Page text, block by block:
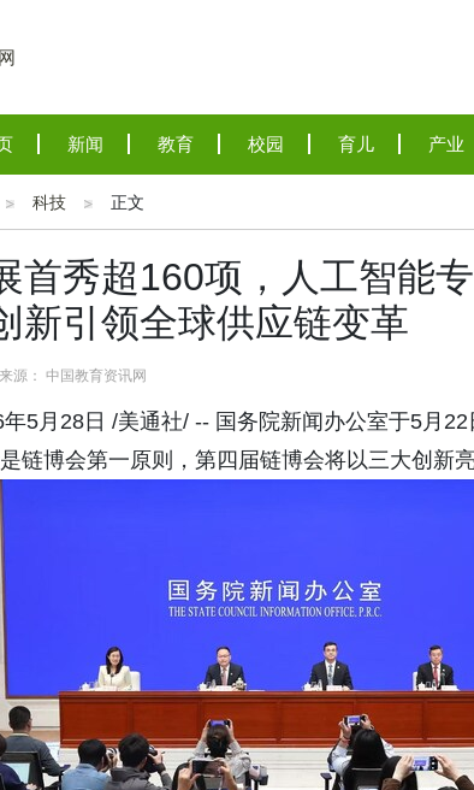
新闻 教育 校园 育儿 产业
科技 正文
首秀超160项，人工智能
新引领全球供应链变革
源： 中国教育资讯网
5月28日 /美通社/ -- 国务院新闻办公室于5月
链博会第一原则，第四届链博会将以三大创新